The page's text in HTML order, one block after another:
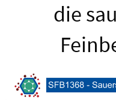
die